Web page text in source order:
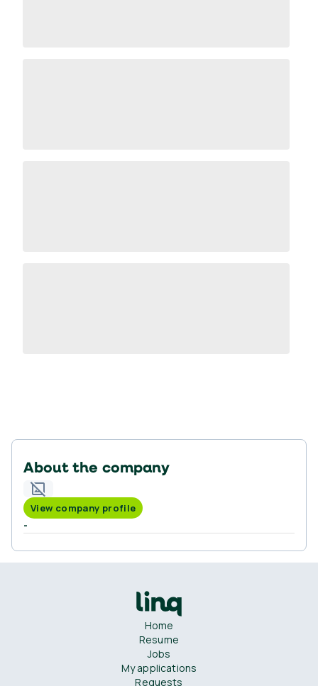
About the company
View company profile
-
Home
Resume
Jobs
My applications
Requests